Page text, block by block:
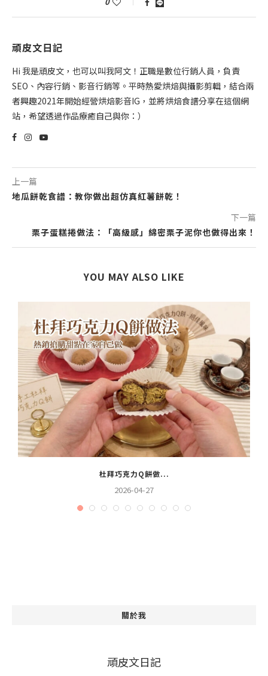
頑皮文日記
Hi 我是頑皮文，也可以叫我阿文！正職是數位行銷人員，負責
SEO、內容行銷、影音行銷等。平時熱愛烘焙與攝影剪輯，結合兩
者興趣2021年開始經營烘焙影音IG，並將烘焙食譜分享在這個網
站，希望透過作品療癒自己與你：）
上一篇
地瓜餅乾食譜：教你做出超仿真紅薯餅乾！
下一篇
栗子蛋糕捲做法：「高級感」綿密栗子泥你也做得出來！
YOU MAY ALSO LIKE
杜拜巧克力Q餅做...
2026-04-27
關於我
頑皮文日記